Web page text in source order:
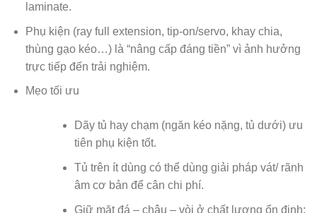
laminate.
Phụ kiện (ray full extension, tip-on/servo, khay chia,
thùng gạo kéo…) là “nâng cấp đáng tiền” vì ảnh hưởng
trực tiếp đến trải nghiệm.
Mẹo tối ưu
Dãy tủ hay chạm (ngăn kéo nặng, tủ dưới) ưu
tiên phụ kiện tốt.
Tủ trên ít dùng có thể dùng giải pháp vát/ rãnh
âm cơ bản để cân chi phí.
Giữ mặt đá – chậu – vòi ở chất lượng ổn định;